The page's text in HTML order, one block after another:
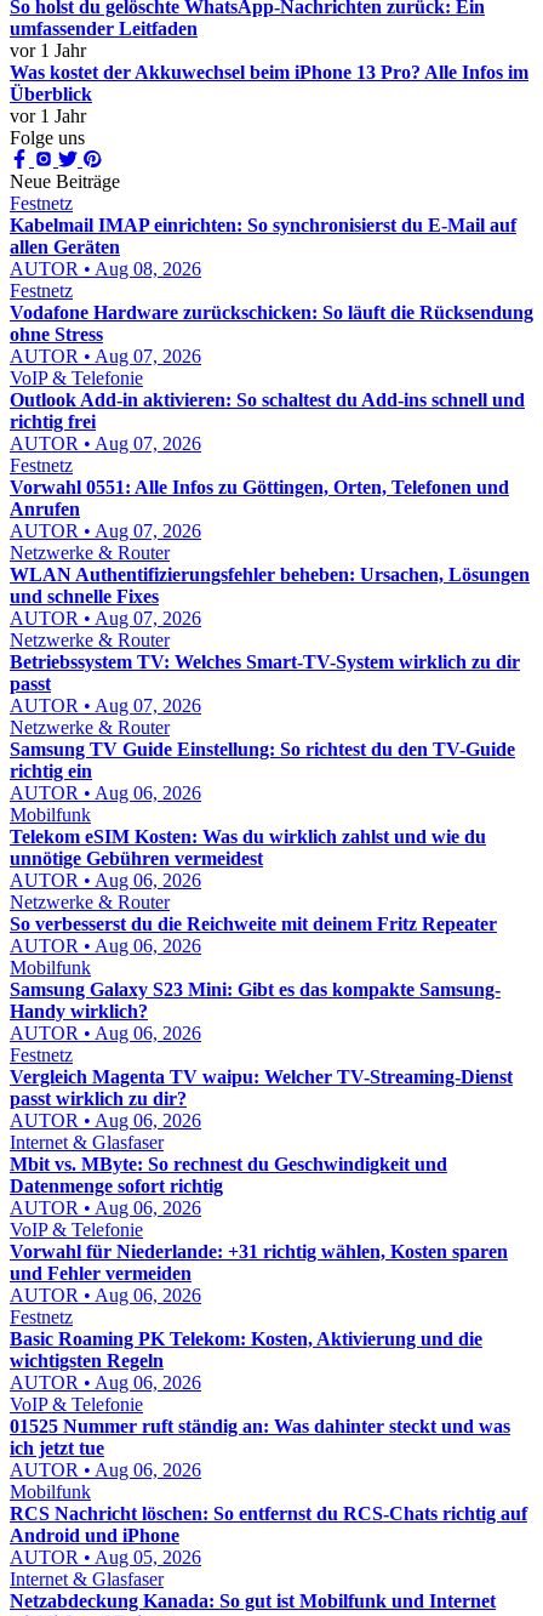
So holst du gelöschte WhatsApp-Nachrichten zurück: Ein
umfassender Leitfaden
vor 1 Jahr
Was kostet der Akkuwechsel beim iPhone 13 Pro? Alle Infos im
Überblick
vor 1 Jahr
Folge uns
Neue Beiträge
Festnetz
Kabelmail IMAP einrichten: So synchronisierst du E-Mail auf
allen Geräten
AUTOR • Aug 08, 2026
Festnetz
Vodafone Hardware zurückschicken: So läuft die Rücksendung
ohne Stress
AUTOR • Aug 07, 2026
VoIP & Telefonie
Outlook Add-in aktivieren: So schaltest du Add-ins schnell und
richtig frei
AUTOR • Aug 07, 2026
Festnetz
Vorwahl 0551: Alle Infos zu Göttingen, Orten, Telefonen und
Anrufen
AUTOR • Aug 07, 2026
Netzwerke & Router
WLAN Authentifizierungsfehler beheben: Ursachen, Lösungen
und schnelle Fixes
AUTOR • Aug 07, 2026
Netzwerke & Router
Betriebssystem TV: Welches Smart-TV-System wirklich zu dir
passt
AUTOR • Aug 07, 2026
Netzwerke & Router
Samsung TV Guide Einstellung: So richtest du den TV-Guide
richtig ein
AUTOR • Aug 06, 2026
Mobilfunk
Telekom eSIM Kosten: Was du wirklich zahlst und wie du
unnötige Gebühren vermeidest
AUTOR • Aug 06, 2026
Netzwerke & Router
So verbesserst du die Reichweite mit deinem Fritz Repeater
AUTOR • Aug 06, 2026
Mobilfunk
Samsung Galaxy S23 Mini: Gibt es das kompakte Samsung-
Handy wirklich?
AUTOR • Aug 06, 2026
Festnetz
Vergleich Magenta TV waipu: Welcher TV-Streaming-Dienst
passt wirklich zu dir?
AUTOR • Aug 06, 2026
Internet & Glasfaser
Mbit vs. MByte: So rechnest du Geschwindigkeit und
Datenmenge sofort richtig
AUTOR • Aug 06, 2026
VoIP & Telefonie
Vorwahl für Niederlande: +31 richtig wählen, Kosten sparen
und Fehler vermeiden
AUTOR • Aug 06, 2026
Festnetz
Basic Roaming PK Telekom: Kosten, Aktivierung und die
wichtigsten Regeln
AUTOR • Aug 06, 2026
VoIP & Telefonie
01525 Nummer ruft ständig an: Was dahinter steckt und was
ich jetzt tue
AUTOR • Aug 06, 2026
Mobilfunk
RCS Nachricht löschen: So entfernst du RCS-Chats richtig auf
Android und iPhone
AUTOR • Aug 05, 2026
Internet & Glasfaser
Netzabdeckung Kanada: So gut ist Mobilfunk und Internet